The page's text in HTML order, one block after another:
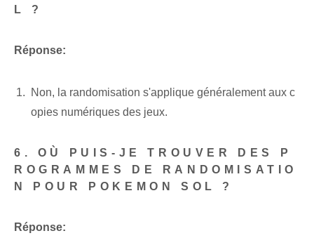
L ?
Réponse:
Non, la randomisation s'applique généralement aux c
opies numériques des jeux.
6. OÙ PUIS-JE TROUVER DES P
ROGRAMMES DE RANDOMISATIO
N POUR POKEMON SOL ?
Réponse: